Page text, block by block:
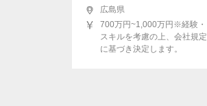
広島県
700万円~1,000万円※経験・
スキルを考慮の上、会社規定
に基づき決定します。